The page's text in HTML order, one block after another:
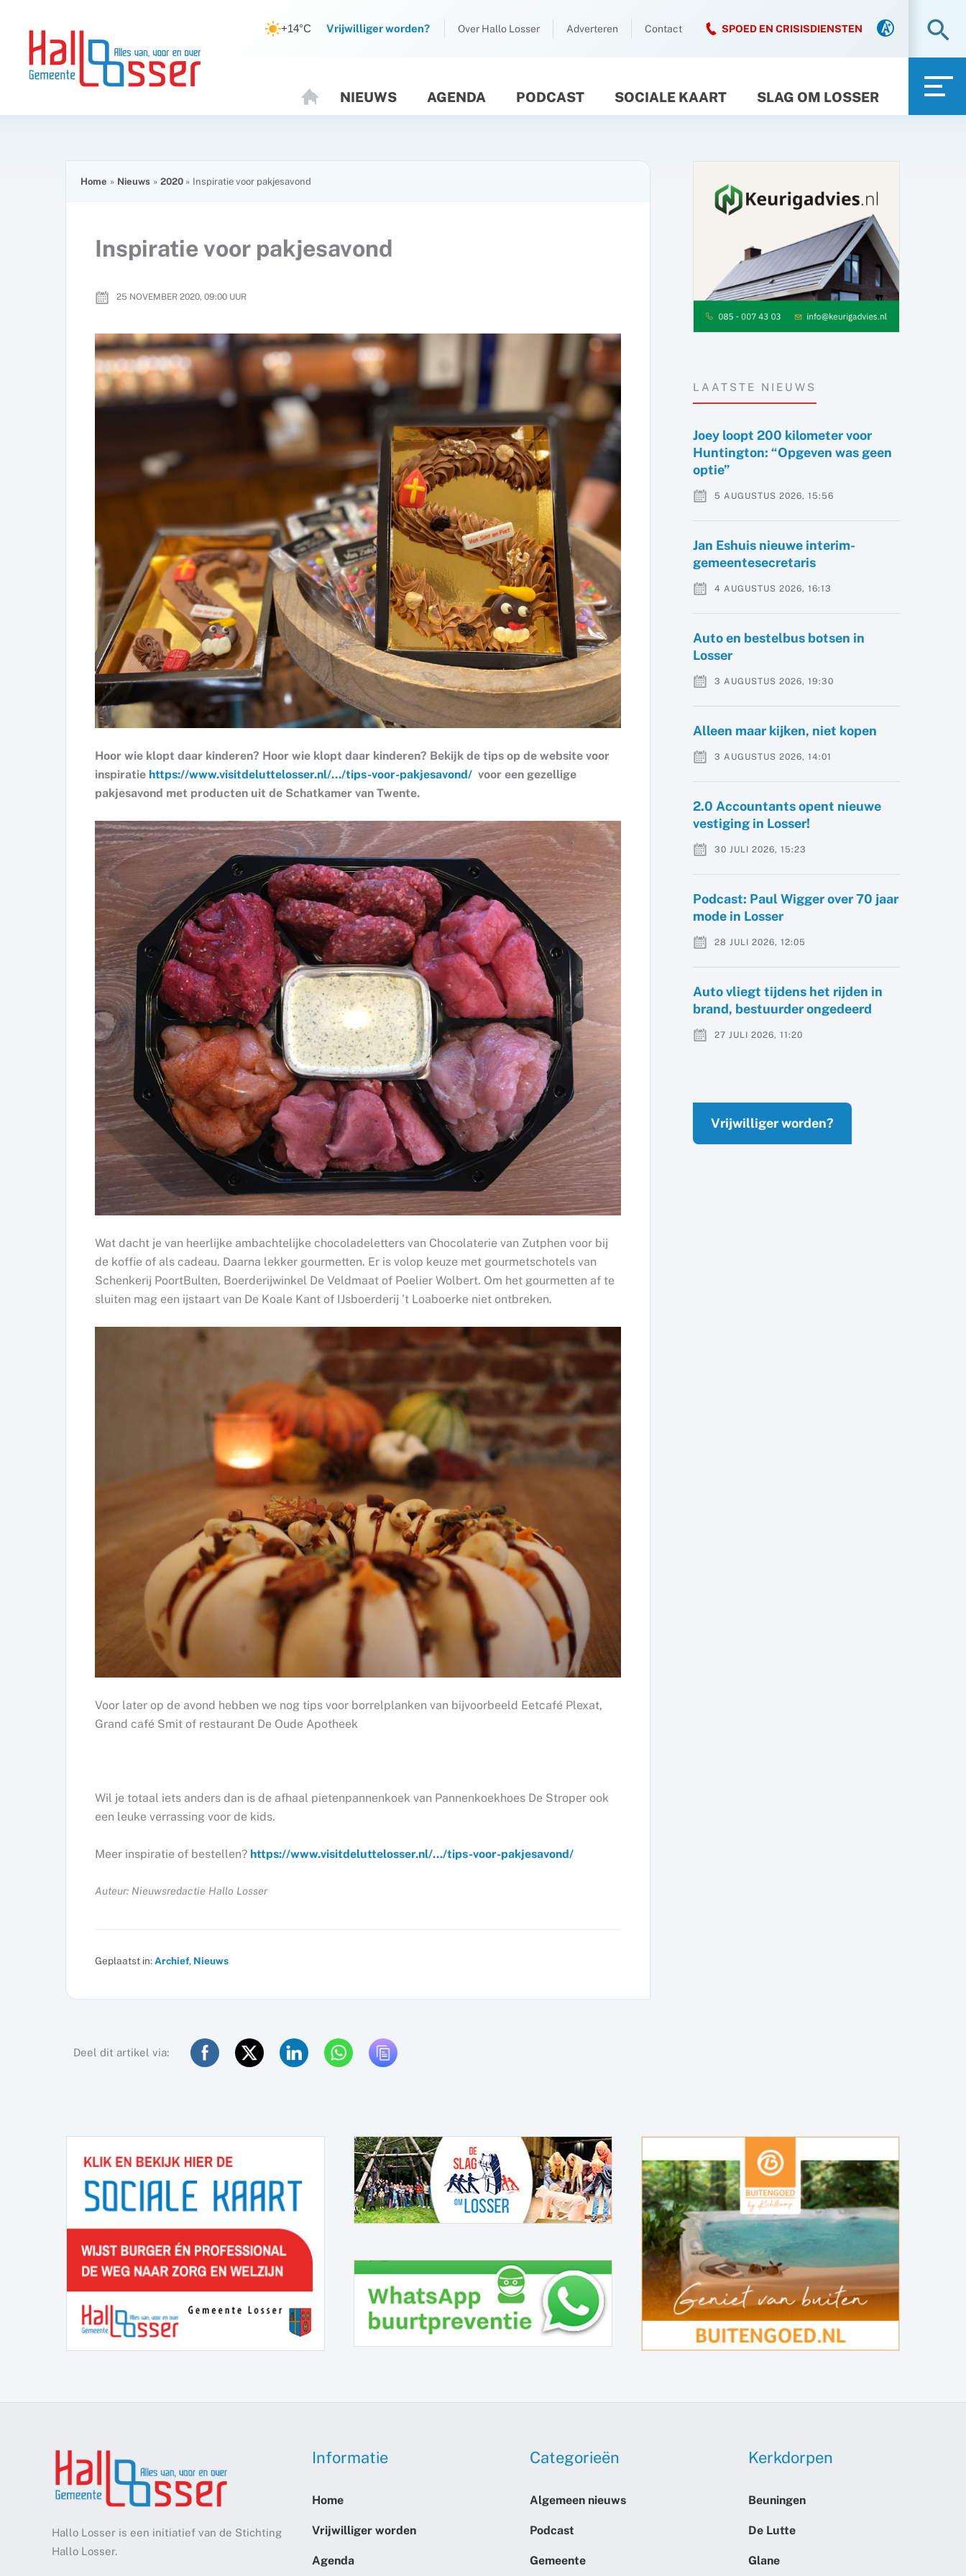
inhoud
inhoud
+14°C Vrijwilliger worden? Over Hallo Losser Adverteren Contact SPOED EN CRISISDIENSTEN
O
M
NIEUWS AGENDA PODCAST SOCIALE KAART SLAG OM LOSSER
Home Nieuws 2020 Inspiratie voor pakjesavond
Inspiratie voor pakjesavond
25 NOVEMBER 2020, 09:00 UUR
Hoor wie klopt daar kinderen? Hoor wie klopt daar kinderen? Bekijk de tips op de website voor
inspiratie https://www.visitdeluttelosser.nl/…/tips-voor-pakjesavond/ voor een gezellige
pakjesavond met producten uit de Schatkamer van Twente.
Wat dacht je van heerlijke ambachtelijke chocoladeletters van Chocolaterie van Zutphen voor bij
de koffie of als cadeau. Daarna lekker gourmetten. Er is volop keuze met gourmetschotels van
Schenkerij PoortBulten, Boerderijwinkel De Veldmaat of Poelier Wolbert. Om het gourmetten af te
sluiten mag een ijstaart van De Koale Kant of IJsboerderij ’t Loaboerke niet ontbreken.
Voor later op de avond hebben we nog tips voor borrelplanken van bijvoorbeeld Eetcafé Plexat,
Grand café Smit of restaurant De Oude Apotheek
Wil je totaal iets anders dan is de afhaal pietenpannenkoek van Pannenkoekhoes De Stroper ook
een leuke verrassing voor de kids.
Meer inspiratie of bestellen? https://www.visitdeluttelosser.nl/…/tips-voor-pakjesavond/
Auteur: Nieuwsredactie Hallo Losser
Geplaatst in:Archief, Nieuws
Deel dit artikel via:
LAATSTE NIEUWS
Joey loopt 200 kilometer voor
Huntington: “Opgeven was geen
optie”
5 AUGUSTUS 2026, 15:56
Jan Eshuis nieuwe interim-
gemeentesecretaris
4 AUGUSTUS 2026, 16:13
Auto en bestelbus botsen in
Losser
3 AUGUSTUS 2026, 19:30
Alleen maar kijken, niet kopen
3 AUGUSTUS 2026, 14:01
2.0 Accountants opent nieuwe
vestiging in Losser!
30 JULI 2026, 15:23
Podcast: Paul Wigger over 70 jaar
mode in Losser
28 JULI 2026, 12:05
Auto vliegt tijdens het rijden in
brand, bestuurder ongedeerd
27 JULI 2026, 11:20
Vrijwilliger worden?
Hallo Losser is een initiatief van de Stichting
Hallo Losser.
Informatie
Home
Vrijwilliger worden
Agenda
Categorieën
Algemeen nieuws
Podcast
Gemeente
Kerkdorpen
Beuningen
De Lutte
Glane